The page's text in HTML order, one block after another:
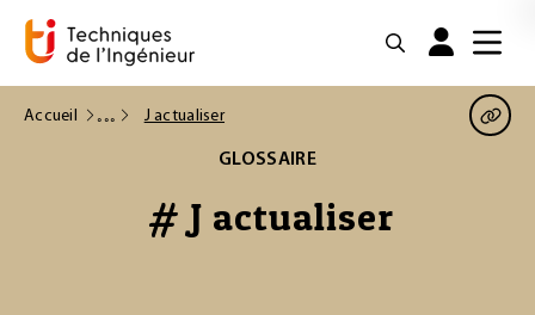
Accueil J actualiser
GLOSSAIRE
# J actualiser